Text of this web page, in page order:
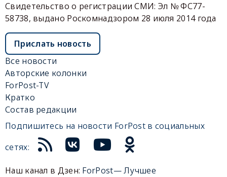
Свидетельство о регистрации СМИ: Эл № ФС77-
58738, выдано Роскомнадзором 28 июля 2014 года
Прислать новость
Все новости
Авторские колонки
ForPost-TV
Кратко
Состав редакции
Подпишитесь на новости ForPost в социальных
сетях:
Наш канал в Дзен: ForPost— Лучшее